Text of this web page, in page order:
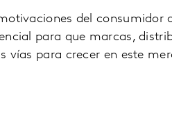
del consumidor
para que marcas,
vías para crecer en este